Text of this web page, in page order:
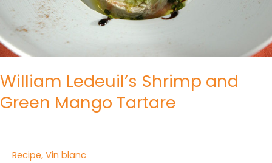
William Ledeuil’s Shrimp and
Green Mango Tartare
Recipe, Vin blanc